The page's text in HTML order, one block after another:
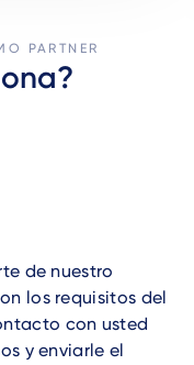
PARTNER
de nuestro
los requisitos del
con usted
y enviarle el